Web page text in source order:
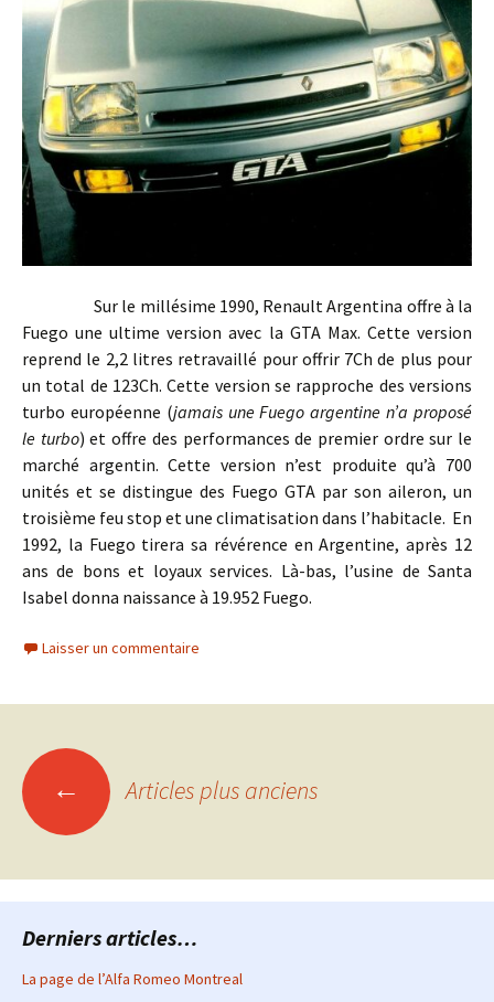
Sur le millésime 1990, Renault Argentina offre à la
Fuego une ultime version avec la GTA Max. Cette version
reprend le 2,2 litres retravaillé pour offrir 7Ch de plus pour
un total de 123Ch. Cette version se rapproche des versions
turbo européenne (jamais une Fuego argentine n’a proposé
le turbo) et offre des performances de premier ordre sur le
marché argentin. Cette version n’est produite qu’à 700
unités et se distingue des Fuego GTA par son aileron, un
troisième feu stop et une climatisation dans l’habitacle. En
1992, la Fuego tirera sa révérence en Argentine, après 12
ans de bons et loyaux services. Là-bas, l’usine de Santa
Isabel donna naissance à 19.952 Fuego.
Laisser un commentaire
Navigation
des
articles
← Articles plus anciens
Derniers articles…
La page de l’Alfa Romeo Montreal